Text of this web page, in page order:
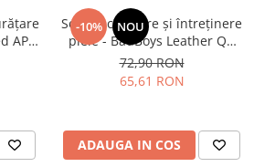
APC
-10% NOU
Soluție curățare şi întreținere
piele - BadBoys Leather QD
(500ml)
72,90 RON
65,61 RON
ADAUGA IN COS